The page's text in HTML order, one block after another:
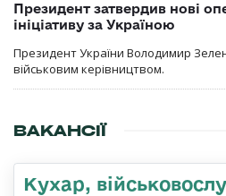
Президент затвердив нові
ініціативу за Україною
Президент України Володимир
військовим керівництвом.
ВАКАНСІЇ
Кухар,